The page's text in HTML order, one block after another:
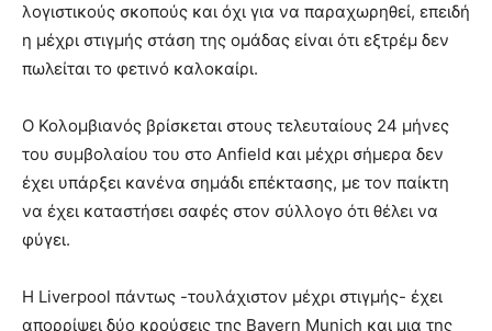
λογιστικούς σκοπούς και όχι για να παραχωρηθεί, επειδή
η μέχρι στιγμής στάση της ομάδας είναι ότι εξτρέμ δεν
πωλείται το φετινό καλοκαίρι.
Ο Κολομβιανός βρίσκεται στους τελευταίους 24 μήνες
του συμβολαίου του στο Anfield και μέχρι σήμερα δεν
έχει υπάρξει κανένα σημάδι επέκτασης, με τον παίκτη
να έχει καταστήσει σαφές στον σύλλογο ότι θέλει να
φύγει.
Η Liverpool πάντως -τουλάχιστον μέχρι στιγμής- έχει
απορρίψει δύο κρούσεις της Bayern Munich και μια της